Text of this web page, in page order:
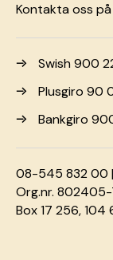
Kontakta oss på
Swish 900
Plusgiro 90
Bankgiro
08-545 832 00 |
Org.nr. 802405-
Box 17 256,